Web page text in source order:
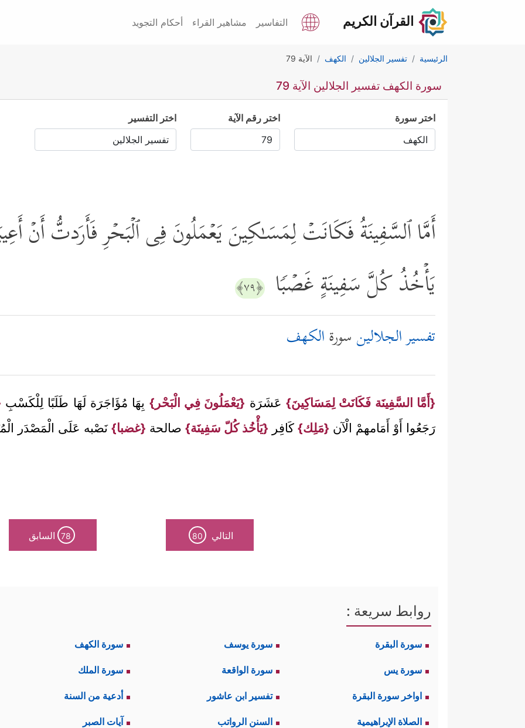
القرآن الكريم التفاسير مشاهير القراء أحكام التجويد
الرئيسية تفسير الجلالين الكهف الآية 79
سورة الكهف تفسير الجلالين الآية 79
اختر سورة اختر رقم الآية اختر التفسير
أَمَّا ٱلسَّفِینَةُ فَكَانَتۡ لِمَسَـٰكِینَ یَعۡمَلُونَ فِی ٱلۡبَحۡرِ فَأَرَدتُّ أَنۡ
یَأۡخُذُ كُلَّ سَفِینَةٍ غَصۡبࣰا ﴿٧٩﴾
تفسير الجلالين سورةالكهف
{أَمَّا السَّفِينَة فَكَانَتْ لِمَسَاكِينَ}عَشَرَة {يَعْمَلُونَ فِي الْبَحْر} بِهَا مُؤَاجَرَة لَهَا طَلَبًا لِلْكَسْبِ
رَجَعُوا أَوْ أَمَامهمْ الْآن {مَلِك} كَافِر {يَأْخُذ كُلّ سَفِينَة} صالحة {غضبا} نَصْبه عَلَى الْمَصْدَر
التالي 80
78 السابق
روابط سريعة :
سورة البقرة سورة يوسف سورة الكهف
سورة يس سورة الواقعة سورة الملك
اواخر سورة البقرة تفسير ابن عاشور أدعية من السنة
الصلاة الإبراهيمية السنن الرواتب آيات الصبر